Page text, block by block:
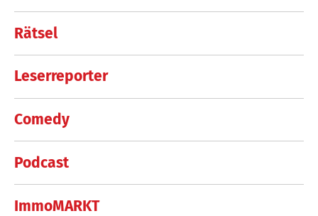
Rätsel
Leserreporter
Comedy
Podcast
ImmoMARKT